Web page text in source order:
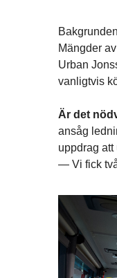
Mängder
Urban
vanligtvis
Är det
ansåg
uppdrag
— Vi fick